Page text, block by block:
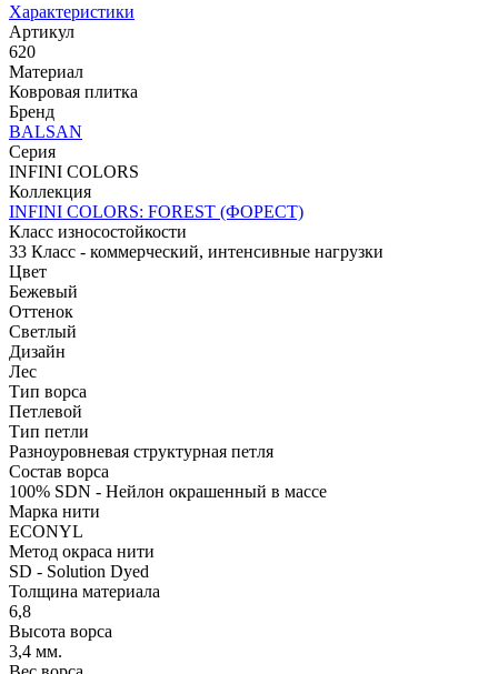
Характеристики
Артикул
620
Материал
Ковровая плитка
Бренд
BALSAN
Серия
INFINI COLORS
Коллекция
INFINI COLORS: FOREST (ФОРЕСТ)
Класс износостойкости
33 Класс - коммерческий, интенсивные нагрузки
Цвет
Бежевый
Оттенок
Светлый
Дизайн
Лес
Тип ворса
Петлевой
Тип петли
Разноуровневая структурная петля
Состав ворса
100% SDN - Нейлон окрашенный в массе
Марка нити
ECONYL
Метод окраса нити
SD - Solution Dyed
Толщина материала
6,8
Высота ворса
3,4 мм.